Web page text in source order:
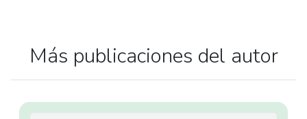
Más publicaciones del autor